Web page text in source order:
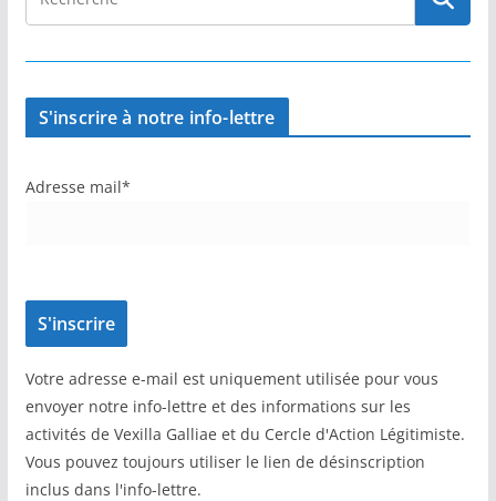
S'inscrire à notre info-lettre
Adresse mail*
Votre adresse e-mail est uniquement utilisée pour vous
envoyer notre info-lettre et des informations sur les
activités de Vexilla Galliae et du Cercle d'Action Légitimiste.
Vous pouvez toujours utiliser le lien de désinscription
inclus dans l'info-lettre.